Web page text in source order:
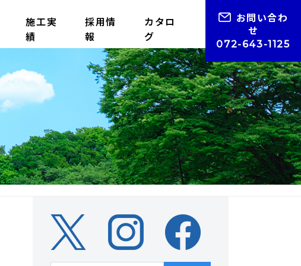
施工実
績
採用情
報
カタロ
グ
お問い合わ
せ
072-643-1125